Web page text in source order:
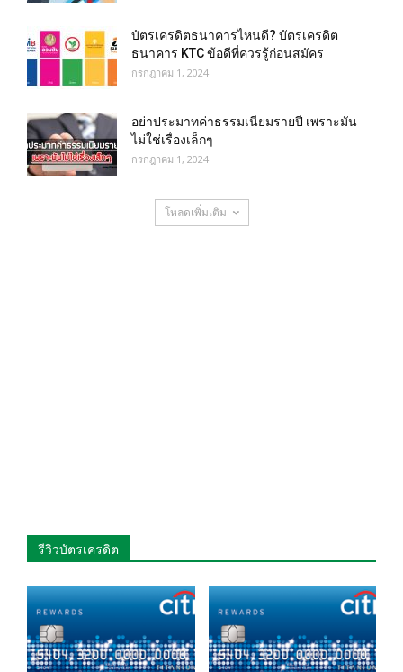
บัตรเครดิตธนาคารไหนดี? บัตรเครดิต
ธนาคาร KTC ข้อดีที่ควรรู้ก่อนสมัคร
กรกฎาคม 1, 2024
อย่าประมาทค่าธรรมเนียมรายปี เพราะมัน
ไม่ใช่เรื่องเล็กๆ
กรกฎาคม 1, 2024
โหลดเพิ่มเติม
รีวิวบัตรเครดิต